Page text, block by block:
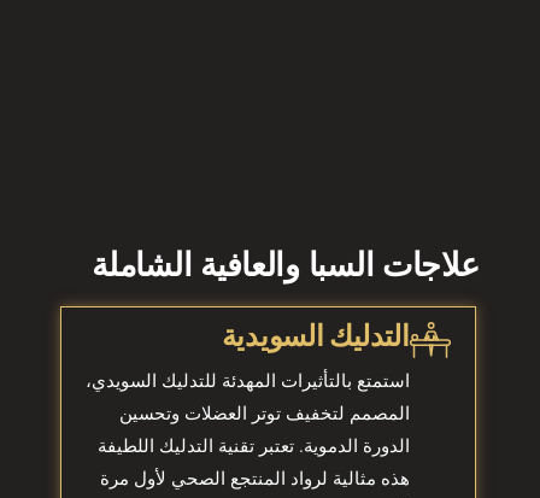
علاجات السبا والعافية الشاملة
التدليك السويدية
استمتع بالتأثيرات المهدئة للتدليك السويدي،
المصمم لتخفيف توتر العضلات وتحسين
الدورة الدموية. تعتبر تقنية التدليك اللطيفة
هذه مثالية لرواد المنتجع الصحي لأول مرة